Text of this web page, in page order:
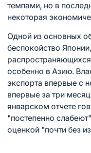
темпами, но в
некоторая
Одной из основных
беспокойство
особенно в Азию.
экспорта впервые с
впервые за три
январском отчете
"постепенно
оценкой "почти без